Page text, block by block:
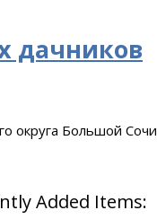
Added Items:
дачников
Большой Сочи